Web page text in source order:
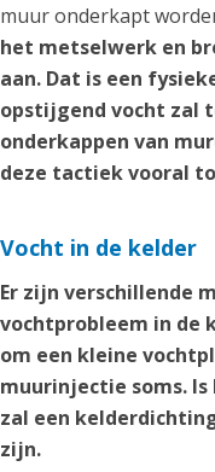
muur onderkapt
het metselwerk en
aan. Dat is een
opstijgend vocht zal
onderkappen van
deze tactiek vooral
Vocht in de kelder
Er zijn verschillende
vochtprobleem in de
om een kleine
muurinjectie soms.
zal een
zijn.